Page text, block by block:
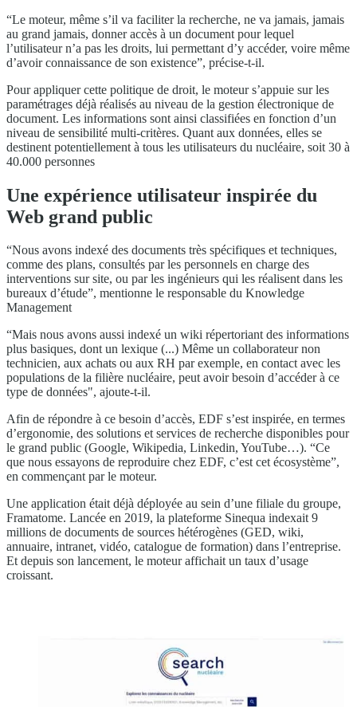
“Le moteur, même s’il va faciliter la recherche, ne va jamais, jamais
au grand jamais, donner accès à un document pour lequel
l’utilisateur n’a pas les droits, lui permettant d’y accéder, voire même
d’avoir connaissance de son existence”, précise-t-il.
Pour appliquer cette politique de droit, le moteur s’appuie sur les
paramétrages déjà réalisés au niveau de la gestion électronique de
document. Les informations sont ainsi classifiées en fonction d’un
niveau de sensibilité multi-critères. Quant aux données, elles se
destinent potentiellement à tous les utilisateurs du nucléaire, soit 30 à
40.000 personnes
Une expérience utilisateur inspirée du
Web grand public
“Nous avons indexé des documents très spécifiques et techniques,
comme des plans, consultés par les personnels en charge des
interventions sur site, ou par les ingénieurs qui les réalisent dans les
bureaux d’étude”, mentionne le responsable du Knowledge
Management
“Mais nous avons aussi indexé un wiki répertoriant des informations
plus basiques, dont un lexique (...) Même un collaborateur non
technicien, aux achats ou aux RH par exemple, en contact avec les
populations de la filière nucléaire, peut avoir besoin d’accéder à ce
type de données", ajoute-t-il.
Afin de répondre à ce besoin d’accès, EDF s’est inspirée, en termes
d’ergonomie, des solutions et services de recherche disponibles pour
le grand public (Google, Wikipedia, Linkedin, YouTube…). “Ce
que nous essayons de reproduire chez EDF, c’est cet écosystème”,
en commençant par le moteur.
Une application était déjà déployée au sein d’une filiale du groupe,
Framatome. Lancée en 2019, la plateforme Sinequa indexait 9
millions de documents de sources hétérogènes (GED, wiki,
annuaire, intranet, vidéo, catalogue de formation) dans l’entreprise.
Et depuis son lancement, le moteur affichait un taux d’usage
croissant.